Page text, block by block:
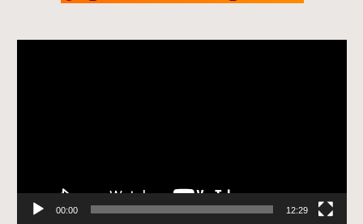
00:00 12:29